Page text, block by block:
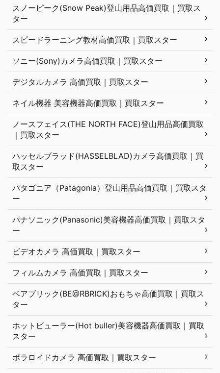
スノーピーク(Snow Peak)登山用品高価買取｜買取ス
ター
スピードラーニング教材高価買取｜買取スター
ソニー(Sony)カメラ高価買取｜買取スター
デジタルカメラ 高価買取｜買取スター
ネイル機器 美容機器高価買取｜買取スター
ノースフェイス(THE NORTH FACE)登山用品高価買取
｜買取スター
ハッセルブラッド(HASSELBLAD)カメラ高価買取｜買
取スター
パタゴニア（Patagonia）登山用品高価買取｜買取スタ
ー
パナソニック(Panasonic)美容機器高価買取｜買取スタ
ー
ビデオカメラ 高価買取｜買取スター
フィルムカメラ 高価買取｜買取スター
ベアブリック(BE@RBRICK)おもちゃ高価買取｜買取ス
ター
ホットビューラー(Hot buller)美容機器高価買取｜買取
スター
ポラロイドカメラ 高価買取｜買取スター